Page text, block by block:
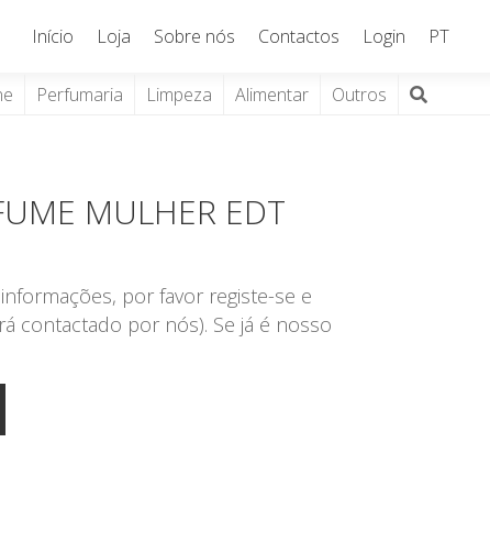
Início Loja Sobre nós Contactos Login PT
Perfumaria Limpeza Alimentar Outros
MULHER EDT
por favor registe-se e
contactado por nós). Se já é nosso